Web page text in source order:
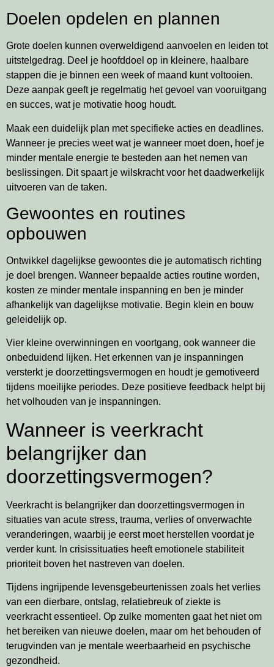
Doelen opdelen en plannen
Grote doelen kunnen overweldigend aanvoelen en leiden tot
uitstelgedrag. Deel je hoofddoel op in kleinere, haalbare
stappen die je binnen een week of maand kunt voltooien.
Deze aanpak geeft je regelmatig het gevoel van vooruitgang
en succes, wat je motivatie hoog houdt.
Maak een duidelijk plan met specifieke acties en deadlines.
Wanneer je precies weet wat je wanneer moet doen, hoef je
minder mentale energie te besteden aan het nemen van
beslissingen. Dit spaart je wilskracht voor het daadwerkelijk
uitvoeren van de taken.
Gewoontes en routines
opbouwen
Ontwikkel dagelijkse gewoontes die je automatisch richting
je doel brengen. Wanneer bepaalde acties routine worden,
kosten ze minder mentale inspanning en ben je minder
afhankelijk van dagelijkse motivatie. Begin klein en bouw
geleidelijk op.
Vier kleine overwinningen en voortgang, ook wanneer die
onbeduidend lijken. Het erkennen van je inspanningen
versterkt je doorzettingsvermogen en houdt je gemotiveerd
tijdens moeilijke periodes. Deze positieve feedback helpt bij
het volhouden van je inspanningen.
Wanneer is veerkracht
belangrijker dan
doorzettingsvermogen?
Veerkracht is belangrijker dan doorzettingsvermogen in
situaties van acute stress, trauma, verlies of onverwachte
veranderingen, waarbij je eerst moet herstellen voordat je
verder kunt. In crisissituaties heeft emotionele stabiliteit
prioriteit boven het nastreven van doelen.
Tijdens ingrijpende levensgebeurtenissen zoals het verlies
van een dierbare, ontslag, relatiebreuk of ziekte is
veerkracht essentieel. Op zulke momenten gaat het niet om
het bereiken van nieuwe doelen, maar om het behouden of
terugvinden van je mentale weerbaarheid en psychische
gezondheid.